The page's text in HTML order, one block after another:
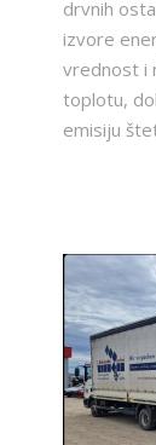
drvnih
izvore
vrednost i
toplotu,
emisiju